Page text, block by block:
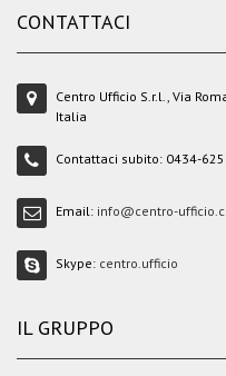
CONTATTACI
Centro Ufficio S.r.l., Via
Italia
Contattaci subito: 0434-
Email: info@centro-
Skype: centro.ufficio
IL GRUPPO